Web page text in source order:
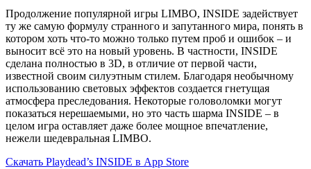
Продолжение популярной игры LIMBO, INSIDE задействует
ту же самую формулу странного и запутанного мира, понять в
котором хоть что-то можно только путем проб и ошибок – и
выносит всё это на новый уровень. В частности, INSIDE
сделана полностью в 3D, в отличие от первой части,
известной своим силуэтным стилем. Благодаря необычному
использованию световых эффектов создается гнетущая
атмосфера преследования. Некоторые головоломки могут
показаться нерешаемыми, но это часть шарма INSIDE – в
целом игра оставляет даже более мощное впечатление,
нежели шедевральная LIMBO.
Скачать Playdead’s INSIDE в App Store